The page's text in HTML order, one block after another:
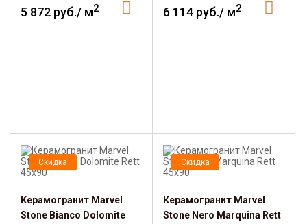
5 872 руб./ м2 6 114 руб./ м2
Скидка
Керамогранит Marvel
Stone Bianco Dolomite
Скидка
Керамогранит Marvel
Stone Nero Marquina Rett